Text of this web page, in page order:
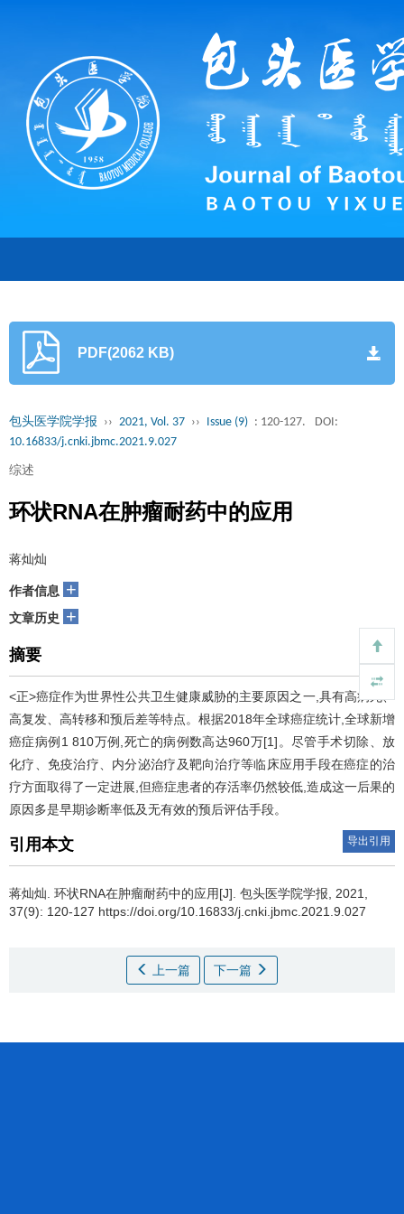
PDF(2062 KB)
包头医学院学报 ›› 2021, Vol. 37 ›› Issue (9) : 120-127.
DOI:
10.16833/j.cnki.jbmc.2021.9.027
综述
环状RNA在肿瘤耐药中的应用
蒋灿灿
作者信息 +
文章历史 +
摘要
<正>癌症作为世界性公共卫生健康威胁的主要原因之一,具有高病死、
高复发、高转移和预后差等特点。根据2018年全球癌症统计,全球新增
癌症病例1 810万例,死亡的病例数高达960万[1]。尽管手术切除、放
化疗、免疫治疗、内分泌治疗及靶向治疗等临床应用手段在癌症的治
疗方面取得了一定进展,但癌症患者的存活率仍然较低,造成这一后果的
原因多是早期诊断率低及无有效的预后评估手段。
引用本文 导出引用
蒋灿灿. 环状RNA在肿瘤耐药中的应用[J]. 包头医学院学报, 2021,
37(9): 120-127 https://doi.org/10.16833/j.cnki.jbmc.2021.9.027
上一篇 下一篇